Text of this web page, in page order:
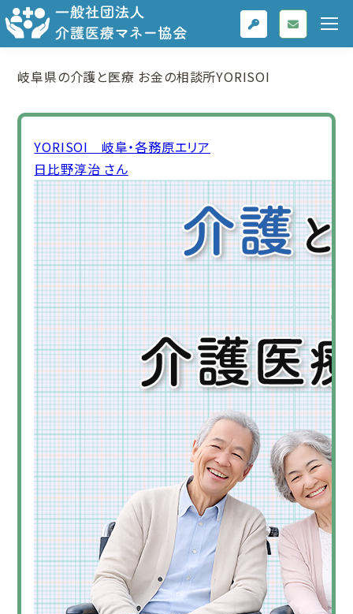
岐阜県の介護と医療 お金の相談所YORISOI
YORISOI 岐阜・各務原エリア
日比野淳治 さん